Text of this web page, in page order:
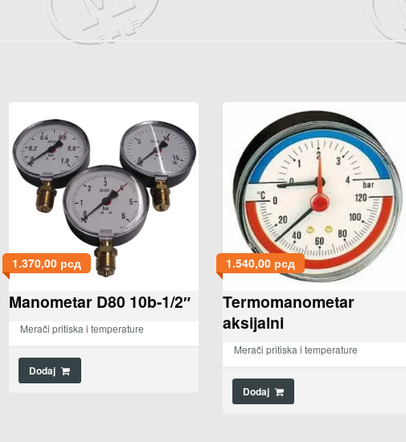
1.370,00 рсд
Manometar D80 10b-1/2″
Merači pritiska i temperature
Dodaj
1.540,00 рсд
Termomanometar
aksijalni
Merači pritiska i temperature
Dodaj